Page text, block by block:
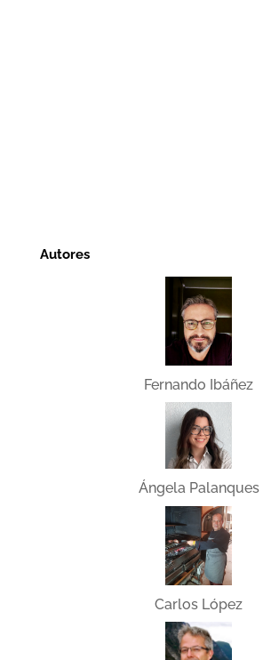
Autores
Fernando Ibáñez
Ángela Palanques
Carlos López